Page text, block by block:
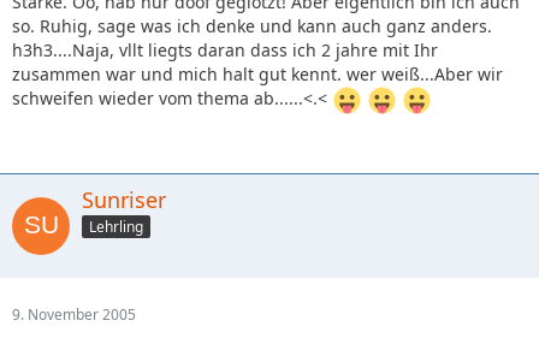
so. Ruhig, sage was ich denke und kann auch ganz anders.
h3h3....Naja, vllt liegts daran dass ich 2 jahre mit Ihr
zusammen war und mich halt gut kennt. wer weiß...Aber wir
schweifen wieder vom thema ab......<.<
Sunriser
Lehrling
9. November 2005